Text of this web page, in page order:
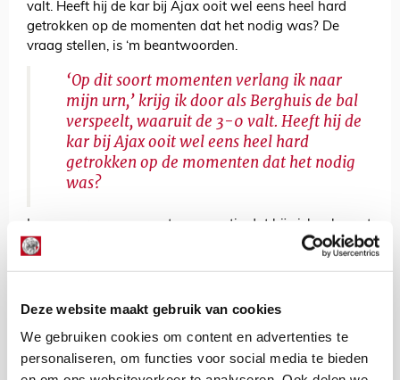
Deze website maakt gebruik van cookies
We gebruiken cookies om content en advertenties te
personaliseren, om functies voor social media te bieden
valt. Heeft hij de kar bij Ajax ooit wel eens heel hard
getrokken op de momenten dat het nodig was? De
vraag stellen, is ‘m beantwoorden.
‘Op dit soort momenten verlang ik naar
mijn urn,’ krijg ik door als Berghuis de bal
verspeelt, waaruit de 3-0 valt. Heeft hij de
kar bij Ajax ooit wel eens heel hard
getrokken op de momenten dat het nodig
was?
In onze groepsapp zegt een maatje dat hij zich schaamt
voor dit Ajax. En dat hij opziet tegen de reacties van zijn
Hier lopen godzijdank geen collega’s rond die even
Als Heitinga na afloop de vraag krijgt of het na
Olympique Marseille-uit eigenlijk wel klaar is, stelt hij er